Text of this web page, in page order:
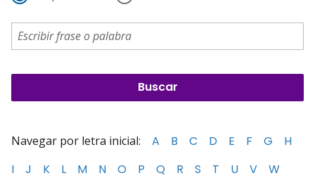
Navegar por letra inicial: A B C D E F G
H
I
J K L M N O P Q R S T U V
W